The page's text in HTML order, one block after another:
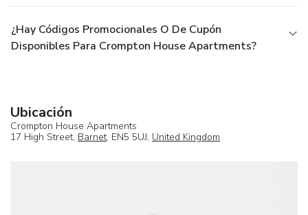
¿Hay Códigos Promocionales O De Cupón
Disponibles Para Crompton House Apartments?
Ubicación
Crompton House Apartments
17 High Street, Barnet, EN5 5UJ, United Kingdom